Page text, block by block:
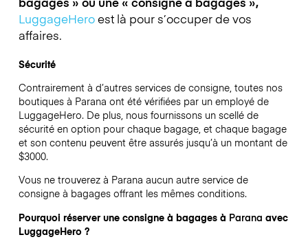
LuggageHeroest là pour s’occuper de vos
affaires.
Sécurité
Contrairement à d’autres services de consigne,toutes nos
boutiques à Parana ont été vérifiées par un employé de
LuggageHero. De plus, nous fournissons un scellé de
sécurité en option pour chaque bagage, et chaque bagage
et son contenu peuvent être assurés jusqu’à un montant de
$3000.
Vous ne trouverez à Parana aucun autre service de
consigne à bagages offrant les mêmes conditions.
Pourquoi réserver une consigne à bagages à Parana avec
LuggageHero ?